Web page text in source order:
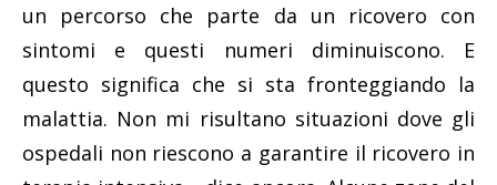
un percorso che parte da un ricovero con
sintomi e questi numeri diminuiscono. E
questo significa che si sta fronteggiando la
malattia. Non mi risultano situazioni dove gli
ospedali non riescono a garantire il ricovero in